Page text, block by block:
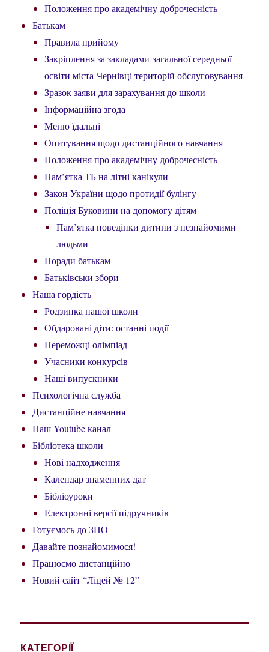
Положення про академічну доброчесність
Батькам
Правила прийому
Закріплення за закладами загальної середньої
освіти міста Чернівці територій обслуговування
Зразок заяви для зарахування до школи
Інформаційна згода
Меню їдальні
Опитування щодо дистанційного навчання
Положення про академічну доброчесність
Пам’ятка ТБ на літні канікули
Закон України щодо протидії булінгу
Поліція Буковини на допомогу дітям
Пам’ятка поведінки дитини з незнайомими
людьми
Поради батькам
Батьківськи збори
Наша гордість
Родзинка нашої школи
Обдаровані діти: останні події
Переможці олімпіад
Учасники конкурсів
Наші випускники
Психологічна служба
Дистанційне навчання
Наш Youtube канал
Бібліотека школи
Нові надходження
Календар знаменних дат
Бібліоуроки
Електронні версії підручників
Готуємось до ЗНО
Давайте познайомимося!
Працюємо дистанційно
Новий сайт “Ліцей № 12”
КАТЕГОРІЇ